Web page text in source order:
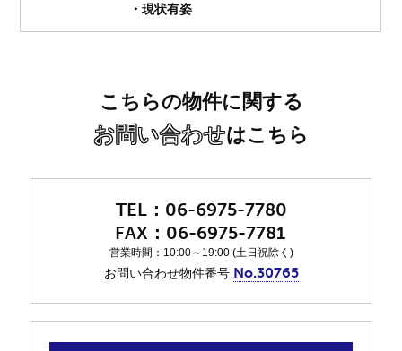
・現状有姿
こちらの物件に関する
お問い合わせはこちら
06-6975-7780
06-6975-7781
営業時間：10:00～19:00 (土日祝除く)
お問い合わせ物件番号 No.30765